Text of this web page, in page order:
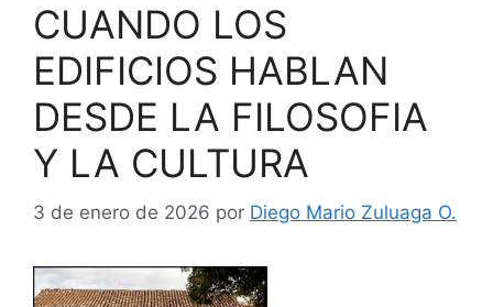
CUANDO LOS
EDIFICIOS HABLAN
DESDE LA FILOSOFIA
Y LA CULTURA
3 de enero de 2026 por Diego Mario Zuluaga O.